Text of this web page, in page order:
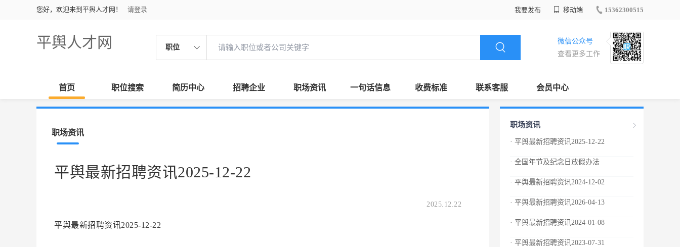
您好，欢迎来到平舆人才网！ 请登录 我要发布 移动端 15362300515
平舆人才网 职位
微信公众号
查看更多工作
首页 职位搜索 简历中心 招聘企业 职场资讯 一句话信息 收费标准 联系客服 会员中心
职场资讯
平舆最新招聘资讯2025-12-22
2025.12.22
平舆最新招聘资讯2025-12-22
职场资讯
· 平舆最新招聘资讯2025-12-22
· 全国年节及纪念日放假办法
· 平舆最新招聘资讯2024-12-02
· 平舆最新招聘资讯2026-04-13
· 平舆最新招聘资讯2024-01-08
· 平舆最新招聘资讯2023-07-31